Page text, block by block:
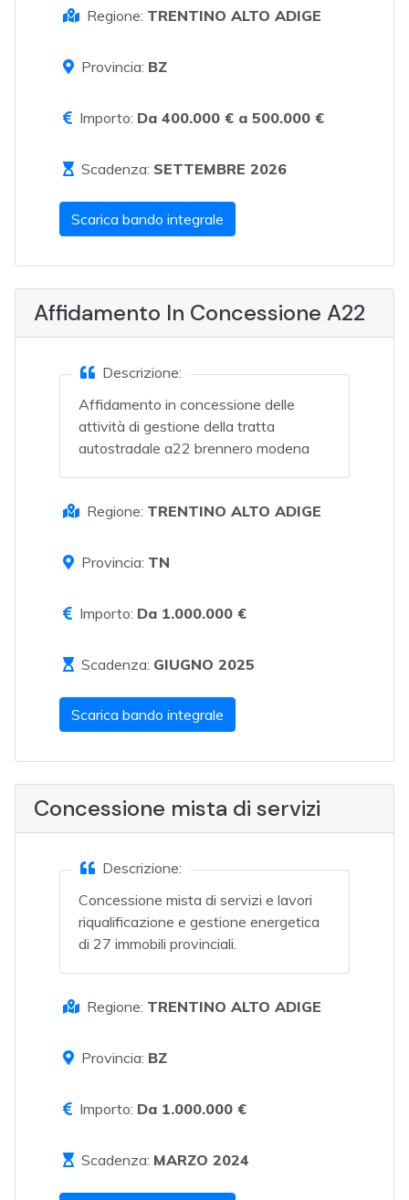
Regione: TRENTINO ALTO ADIGE
Provincia: BZ
Importo: Da 400.000 € a 500.000 €
Scadenza: SETTEMBRE 2026
Scarica bando integrale
Affidamento In Concessione A22
Descrizione:
Affidamento in concessione delle
attività di gestione della tratta
autostradale a22 brennero modena
Regione: TRENTINO ALTO ADIGE
Provincia: TN
Importo: Da 1.000.000 €
Scadenza: GIUGNO 2025
Scarica bando integrale
Concessione mista di servizi
Descrizione:
Concessione mista di servizi e lavori
riqualificazione e gestione energetica
di 27 immobili provinciali.
Regione: TRENTINO ALTO ADIGE
Provincia: BZ
Importo: Da 1.000.000 €
Scadenza: MARZO 2024